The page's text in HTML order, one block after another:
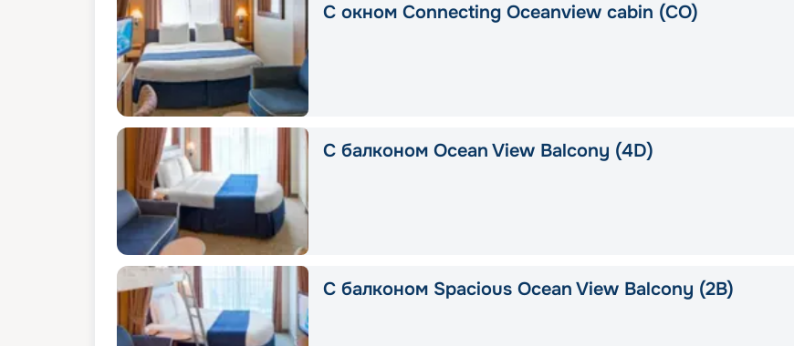
С окном Connecting Oceanview cabin (CO)
С балконом Ocean View Balcony (4D)
С балконом Spacious Ocean View Balcony (2B)